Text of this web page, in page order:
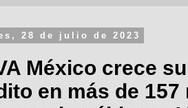
28 de julio de 2023
México crece
en más de